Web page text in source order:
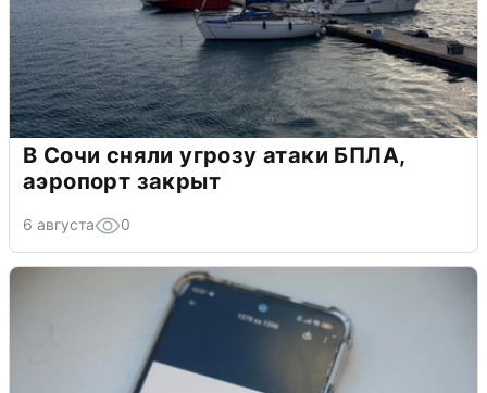
В Сочи сняли угрозу атаки БПЛА,
аэропорт закрыт
6 августа 0